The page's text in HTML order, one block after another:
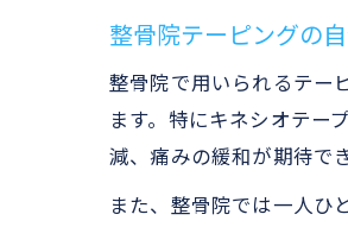
整骨院テーピングの
整骨院で用いられるテー
ます。特にキネシオテー
減、痛みの緩和が期待で
また、整骨院では一人ひ